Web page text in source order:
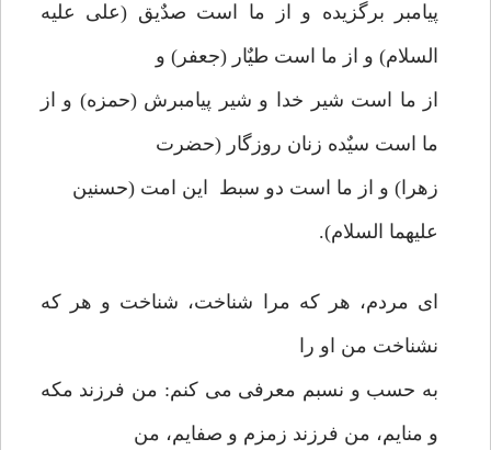
پیامبر برگزیده و از ما است صدٌیق (علی علیه
السلام) و از ما است طیٌار (جعفر) و
از ما است شیر خدا و شیر پیامبرش (حمزه) و از
ما است سیٌده زنان روزگار (حضرت
زهرا) و از ما است دو سبط این امت (حسنین
علیهما السلام).
ای مردم، هر که مرا شناخت، شناخت و هر که
نشناخت من او را
به حسب و نسبم معرفی می کنم: من فرزند مکه
و منایم، من فرزند زمزم و صفایم، من